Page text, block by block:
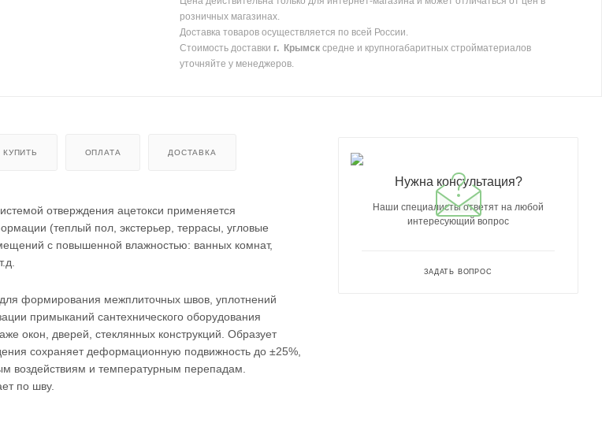
розничных магазинах.
Доставка товаров осуществляется по всей России.
Стоимость доставки г. Крымсксредне и крупногабаритных стройматериалов
уточняйте у менеджеров.
КУПИТЬ ОПЛАТА ДОСТАВКА
отверждения ацетокси применяется
(теплый пол, экстерьер, террасы, угловые
с повышенной влажностью: ванных комнат,
формирования межплиточных швов, уплотнений
примыканий сантехнического оборудования
окон, дверей, стеклянных конструкций. Образует
сохраняет деформационную подвижность до ±25%,
воздействиям и температурным перепадам.
по шву.
Нужна консультация?
Наши специалисты ответят на любой
интересующий вопрос
ЗАДАТЬ ВОПРОС